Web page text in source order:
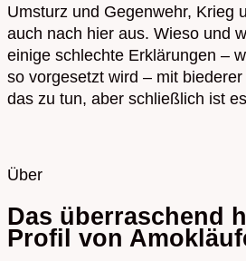
Umsturz und Gegenwehr, Krieg
auch nach hier aus. Wieso und
einige schlechte Erklärungen –
so vorgesetzt wird – mit
das zu tun, aber schließlich ist
Über
Das überraschend
Profil von